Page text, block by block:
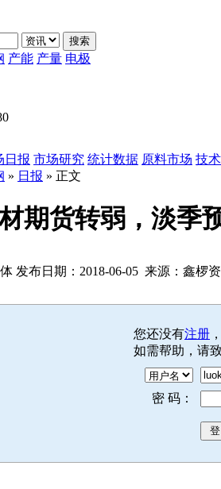
产能 产量 电极
日报 市场研究 统计数据 原料市场 技
» 日报 » 正文
期货转弱，淡季
发布日期：2018-06-05 来源：鑫椤
您还没有注册
如需帮助，请
密 码：